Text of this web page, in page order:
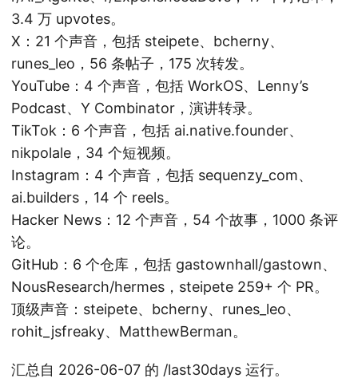
3.4 万 upvotes。
X：21 个声音，包括 steipete、bcherny、
runes_leo，56 条帖子，175 次转发。
YouTube：4 个声音，包括 WorkOS、Lenny’s
Podcast、Y Combinator，演讲转录。
TikTok：6 个声音，包括 ai.native.founder、
nikpolale，34 个短视频。
Instagram：4 个声音，包括 sequenzy_com、
ai.builders，14 个 reels。
Hacker News：12 个声音，54 个故事，1000 条评
论。
GitHub：6 个仓库，包括 gastownhall/gastown、
NousResearch/hermes，steipete 259+ 个 PR。
顶级声音：steipete、bcherny、runes_leo、
rohit_jsfreaky、MatthewBerman。
汇总自 2026-06-07 的 /last30days 运行。